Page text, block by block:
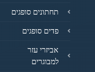
תחתונים סופגים
פדים סופגים
אביזרי עזר
למבוגרים